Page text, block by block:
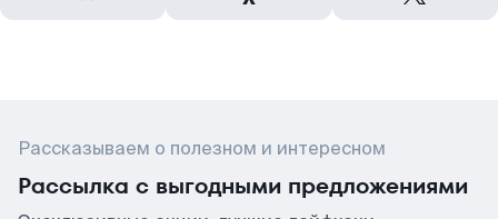
Рассказываем о полезном и интересном
Рассылка с выгодными предложениями